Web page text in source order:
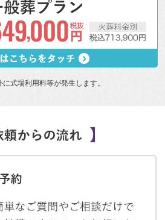
式場利用料等が発生します。